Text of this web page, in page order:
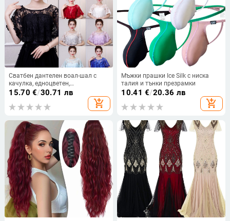
Сватбен дантелен воал-шал с
качулка, едноцветен,
декоративен аксесоар за пролет,
15.70 €/30.71 лв
add_shopping_cart
Мъжки прашки Ice Silk с ниска
талия и тънки презрамки
10.41 €/20.36 лв
add_shopping_cart